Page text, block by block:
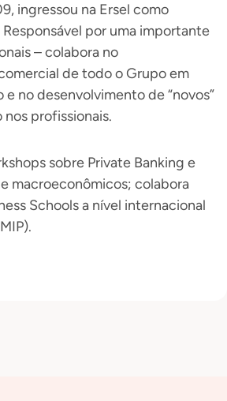
ingressou na Ersel como
por uma importante
– colabora no
de todo o Grupo em
e no desenvolvimento de “novos”
profissionais.
sobre Private Banking e
macroeconômicos; colabora
Schools a nível internacional